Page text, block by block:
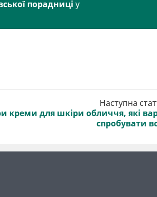
порадниці у
Наступна
креми для шкіри обличчя, які
спробувати